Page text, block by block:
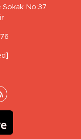
Sokak No:37